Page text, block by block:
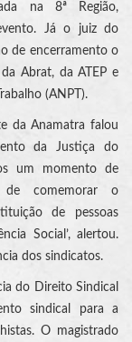
na 8ª Região,
Já o juiz do
de encerramento o
Abrat, da ATEP e
(ANPT).
da Anamatra falou
da Justiça do
um momento de
de comemorar o
de pessoas
Social’, alertou.
dos sindicatos.
do Direito Sindical
sindical para a
O magistrado